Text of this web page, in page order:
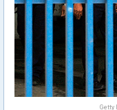
Getty